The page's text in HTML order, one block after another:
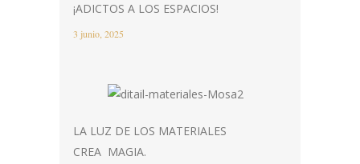
¡ADICTOS A LOS ESPACIOS!
3 junio, 2025
LA LUZ DE LOS MATERIALES
CREA MAGIA.